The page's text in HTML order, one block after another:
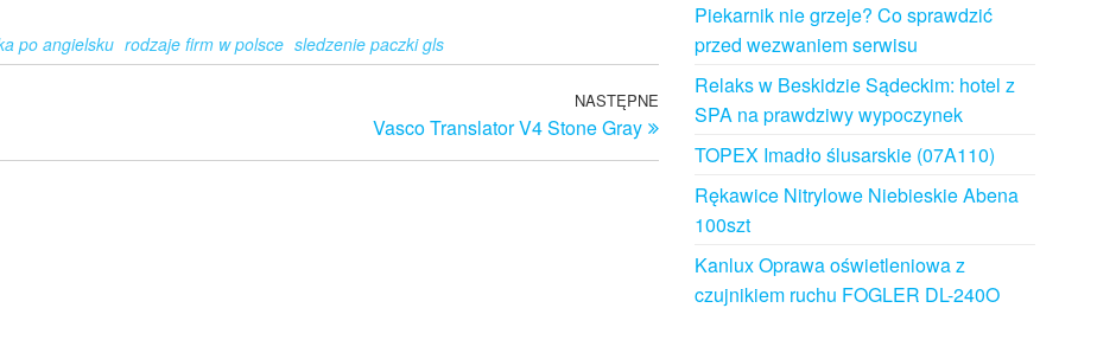
po angielsku rodzaje firm w polsce sledzenie paczki gls
Następny
wpis
NASTĘPNE
Vasco Translator V4 Stone Gray
Piekarnik nie grzeje? Co sprawdzić
przed wezwaniem serwisu
Relaks w Beskidzie Sądeckim: hotel z
SPA na prawdziwy wypoczynek
TOPEX Imadło ślusarskie (07A110)
Rękawice Nitrylowe Niebieskie Abena
100szt
Kanlux Oprawa oświetleniowa z
czujnikiem ruchu FOGLER DL-240O